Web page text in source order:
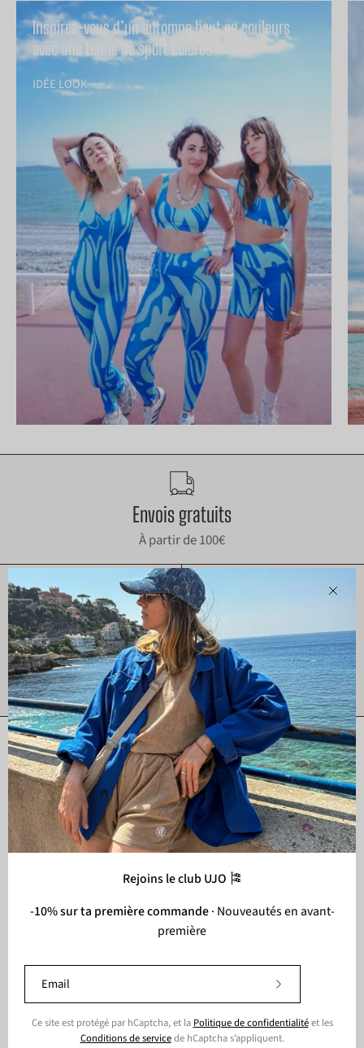
Rejoins le club UJO 🎏
-10% sur ta première commande· Nouveautés en avant-
première
Abonnez-
vous
à
notre
Ce site est protégé par hCaptcha, et la Politique de confidentialitéet les
Conditions de servicede hCaptcha s’appliquent.
Inspirez-vous d’un automne haut en couleurs
avec une tenue de sport colorée
IDÉE LOOK
Envois gratuits
À partir de 100€
Package écologique
Recyclable et recyclé
Expédition sous 24h à
48h
Commande envoyée avant
12h
Liens
Aide
Shop